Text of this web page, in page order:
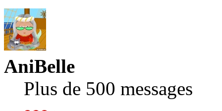
AniBelle
Plus de 500 messages